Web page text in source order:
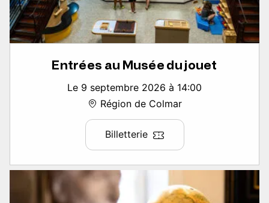
Entrées au Musée du jouet
Le 9 septembre 2026 à 14:00
Région de Colmar
Billetterie